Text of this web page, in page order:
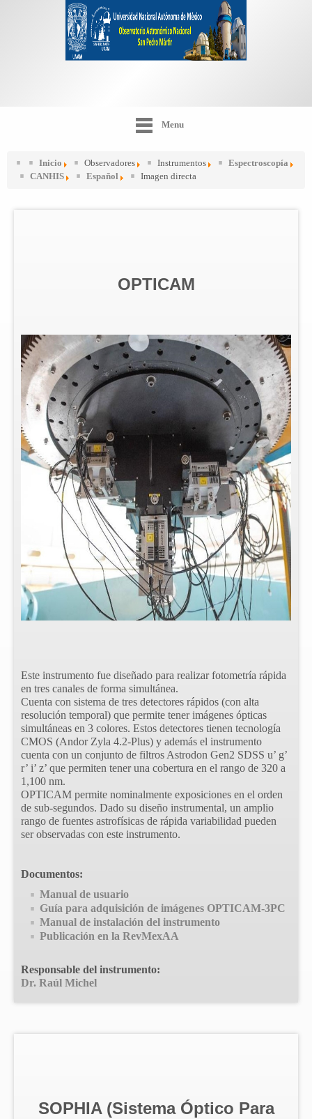
Menu
Inicio Observadores Instrumentos
Espectroscopía
CANHIS
Español Imagen directa
OPTICAM
Este instrumento fue diseñado para realizar fotometría rápida
en tres canales de forma simultánea.
Cuenta con sistema de tres detectores rápidos (con alta
resolución temporal) que permite tener imágenes ópticas
simultáneas en 3 colores. Estos detectores tienen tecnología
CMOS (Andor Zyla 4.2-Plus) y además el instrumento
cuenta con un conjunto de filtros Astrodon Gen2 SDSS u’ g’
r’ i’ z’ que permiten tener una cobertura en el rango de 320 a
1,100 nm.
OPTICAM permite nominalmente exposiciones en el orden
de sub-segundos. Dado su diseño instrumental, un amplio
rango de fuentes astrofísicas de rápida variabilidad pueden
ser observadas con este instrumento.
Documentos:
Manual de usuario
Guía para adquisición de imágenes OPTICAM-3PC
Manual de instalación del instrumento
Publicación en la RevMexAA
Responsable del instrumento:
Dr. Raúl Michel
SOPHIA (Sistema Óptico Para